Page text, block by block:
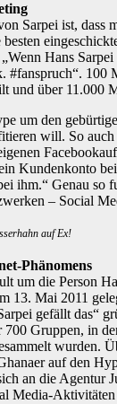
Sarpei ist, dass
Hans Sarpei
#fanspruch“. 100
und über 11.000
um den
will. So
Kundenkonto
ihm.“ Genau so
– Social
auf Ex!
Phänomens
um die Person
13. Mai 2011
gefällt das“
700 Gruppen, in
wurden.
auf den
an die Agentur
Media-Aktivitäten